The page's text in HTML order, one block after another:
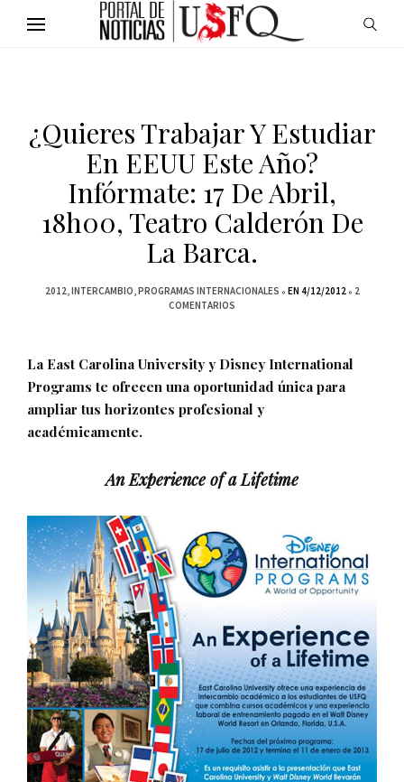
¿Quieres Trabajar Y Estudiar
En EEUU Este Año?
Infórmate: 17 De Abril,
18h00, Teatro Calderón De
La Barca.
2012 INTERCAMBIO PROGRAMAS INTERNACIONALES EN 4/12/2012
2
COMENTARIOS
La East Carolina University y Disney International
Programs te ofrecen una oportunidad única para
ampliar tus horizontes profesional y
académicamente.
An Experience of a Lifetime